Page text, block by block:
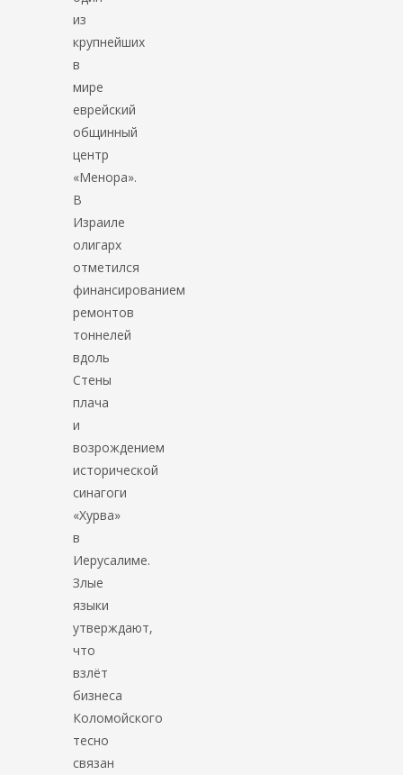
из
крупнейших
в
мире
еврейский
общинный
центр
«Менора».
В
Израиле
олигарх
отметился
финансированием
ремонтов
тоннелей
вдоль
Стены
плача
и
возрождением
исторической
синагоги
«Хурва»
в
Иерусалиме.
Злые
языки
утверждают,
что
взлёт
бизнеса
Коломойского
тесно
связан